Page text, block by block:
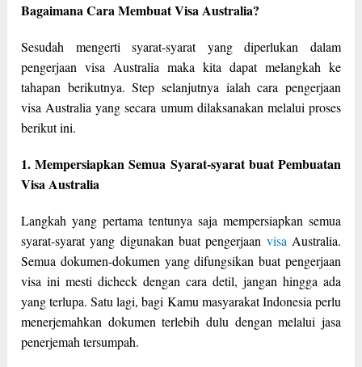
Bagaimana Cara Membuat Visa Australia?
Sesudah mengerti syarat-syarat yang diperlukan dalam
pengerjaan visa Australia maka kita dapat melangkah ke
tahapan berikutnya. Step selanjutnya ialah cara pengerjaan
visa Australia yang secara umum dilaksanakan melalui proses
berikut ini.
1. Mempersiapkan Semua Syarat-syarat buat Pembuatan
Visa Australia
Langkah yang pertama tentunya saja mempersiapkan semua
syarat-syarat yang digunakan buat pengerjaan visa Australia.
Semua dokumen-dokumen yang difungsikan buat pengerjaan
visa ini mesti dicheck dengan cara detil, jangan hingga ada
yang terlupa. Satu lagi, bagi Kamu masyarakat Indonesia perlu
menerjemahkan dokumen terlebih dulu dengan melalui jasa
penerjemah tersumpah.